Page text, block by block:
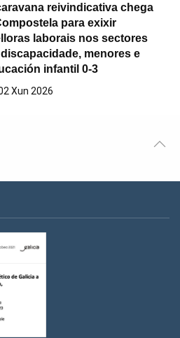
reivindicativa chega
para exixir
laborais nos sectores
menores e
infantil 0-3
Xun 2026